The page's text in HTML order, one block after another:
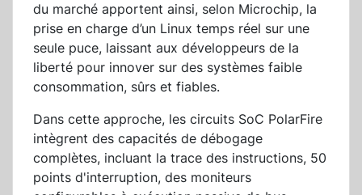
du marché apportent ainsi, selon Microchip, la
prise en charge d’un Linux temps réel sur une
seule puce, laissant aux développeurs de la
liberté pour innover sur des systèmes faible
consommation, sûrs et fiables.
Dans cette approche, les circuits SoC PolarFire
intègrent des capacités de débogage
complètes, incluant la trace des instructions, 50
points d'interruption, des moniteurs